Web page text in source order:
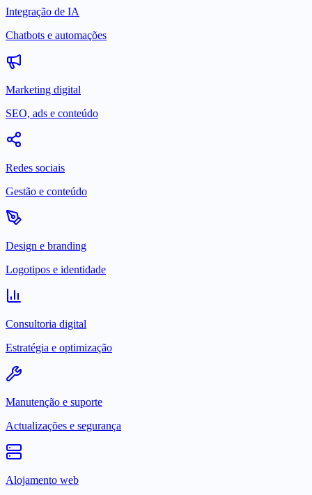
Integração de IA
Chatbots e automações
Marketing digital
SEO, ads e conteúdo
Redes sociais
Gestão e conteúdo
Design e branding
Logotipos e identidade
Consultoria digital
Estratégia e optimização
Manutenção e suporte
Actualizações e segurança
Alojamento web